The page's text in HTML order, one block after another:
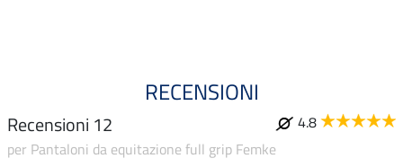
RECENSIONI
Recensioni 12
4.8
per Pantaloni da equitazione full grip Femke